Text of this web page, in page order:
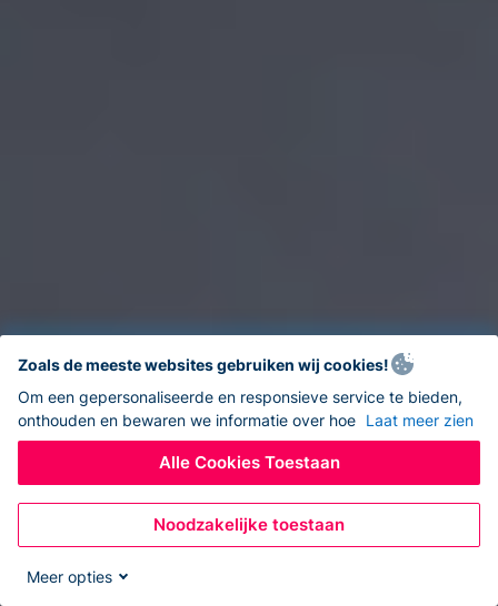
Zoals de meeste websites gebruiken wij cookies!
Om een gepersonaliseerde en responsieve service te bieden,
onthouden en bewaren we informatie over hoe Laat meer zien
Alle Cookies Toestaan
Noodzakelijke toestaan
Meer opties